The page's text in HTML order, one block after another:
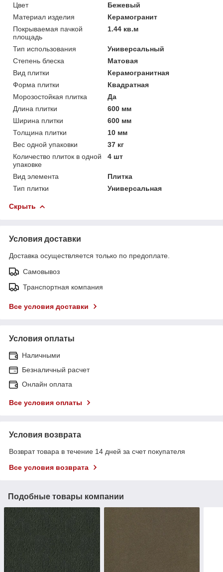
Цвет
Бежевый
Материал изделия
Керамогранит
Покрываемая пачкой
площадь
1.44 кв.м
Тип использования
Универсальный
Степень блеска
Матовая
Вид плитки
Керамогранитная
Форма плитки
Квадратная
Морозостойкая плитка
Да
Длина плитки
600 мм
Ширина плитки
600 мм
Толщина плитки
10 мм
Вес одной упаковки
37 кг
Количество плиток в одной
упаковке
4 шт
Вид элемента
Плитка
Тип плитки
Универсальная
Скрыть
Условия доставки
Доставка осуществляется только по предоплате.
Самовывоз
Транспортная компания
Все условия доставки
Условия оплаты
Наличными
Безналичный расчет
Онлайн оплата
Все условия оплаты
Условия возврата
Возврат товара в течение 14 дней за счет покупателя
Все условия возврата
Подобные товары компании